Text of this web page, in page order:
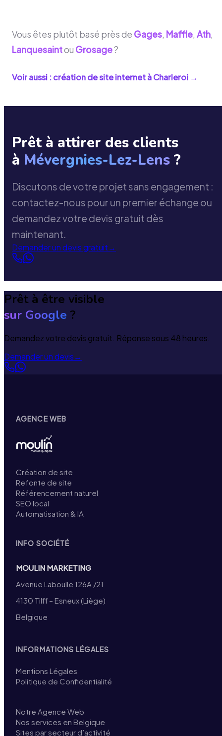
Vous êtes plutôt basé près de Gages, Maffle, Ath,
Lanquesaintou Grosage?
Voir aussi : création de site internet àCharleroi →
Prêt à attirer des clients
à Mévergnies-Lez-Lens ?
Discutons de votre projet sans engagement :
contactez-nous pour un premier échange ou
demandez votre devis gratuit dès
maintenant.
Demander un devis gratuit→
Prêt à être visible
sur Google ?
Demandez votre devis gratuit. Réponse sous 48 heures.
Demander un devis→
AGENCE WEB
Création de site
Refonte de site
Référencement naturel
SEO local
Automatisation & IA
INFO SOCIÉTÉ
MOULIN MARKETING
Avenue Laboulle 126A /21
4130 Tilff – Esneux (Liège)
Belgique
INFORMATIONS LÉGALES
Mentions Légales
Politique de Confidentialité
Notre Agence Web
Nos services en Belgique
Sites par secteur d’activité